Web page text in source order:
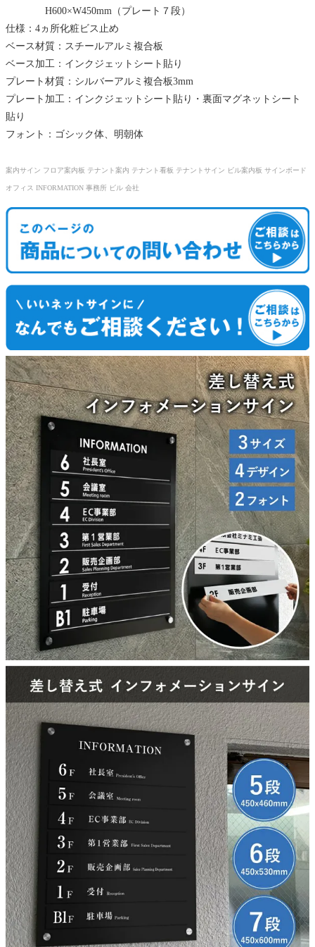
H600×W450mm（プレート７段）
仕様：4ヵ所化粧ビス止め
ベース材質：スチールアルミ複合板
ベース加工：インクジェットシート貼り
プレート材質：シルバーアルミ複合板3mm
プレート加工：インクジェットシート貼り・裏面マグネットシート
貼り
フォント：ゴシック体、明朝体
案内サイン フロア案内板 テナント案内 テナント看板 テナントサイン ビル案内板 サインボード
オフィス INFORMATION 事務所 ビル 会社